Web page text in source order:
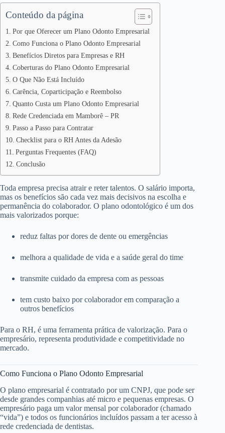
Conteúdo da página
Por que Oferecer um Plano Odonto Empresarial
Como Funciona o Plano Odonto Empresarial
Benefícios Diretos para Empresas e RH
Coberturas do Plano Odonto Empresarial
O Que Não Está Incluído
Carência, Coparticipação e Reembolso
Quanto Custa um Plano Odonto Empresarial
Rede Credenciada em Mamborê – PR
Passo a Passo para Contratar
Checklist para o RH Antes da Adesão
Perguntas Frequentes (FAQ)
Conclusão
Toda empresa precisa atrair e reter talentos. O salário importa,
mas os benefícios são cada vez mais decisivos na escolha e
permanência do colaborador. O plano odontológico é um dos
mais valorizados porque:
reduz faltas por dores de dente ou emergências
melhora a qualidade de vida e a saúde geral do time
transmite cuidado da empresa com as pessoas
tem custo baixo por colaborador em comparação a
outros benefícios
Para o RH, é uma ferramenta prática de valorização. Para o
empresário, representa produtividade e competitividade no
mercado.
Como Funciona o Plano Odonto Empresarial
O plano empresarial é contratado por um CNPJ, que pode ser
desde grandes companhias até micro e pequenas empresas. O
empresário paga um valor mensal por colaborador (chamado
“vida”) e todos os funcionários incluídos passam a ter acesso à
rede credenciada de dentistas.